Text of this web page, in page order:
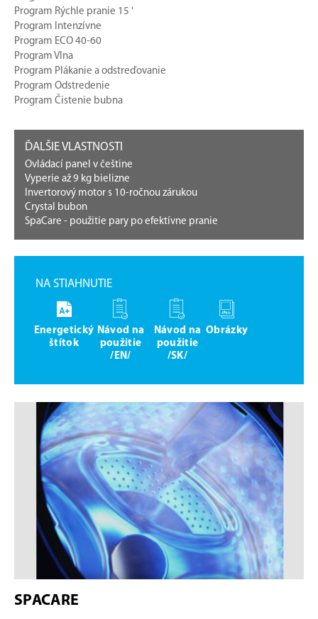
Program Rýchle pranie 15 '
Program Intenzívne
Program ECO 40-60
Program Vlna
Program Plákanie a odstreďovanie
Program Odstredenie
Program Čistenie bubna
ĎALŠIE VLASTNOSTI
Ovládací panel v češtine
Vyperie až 9 kg bielizne
Invertorový motor s 10-ročnou zárukou
Crystal bubon
SpaCare - použitie pary po efektívne pranie
NA STIAHNUTIE
Energetický
štítok
Návod na
použitie
/EN/
Návod na
použitie
/SK/
Obrázky
SPACARE